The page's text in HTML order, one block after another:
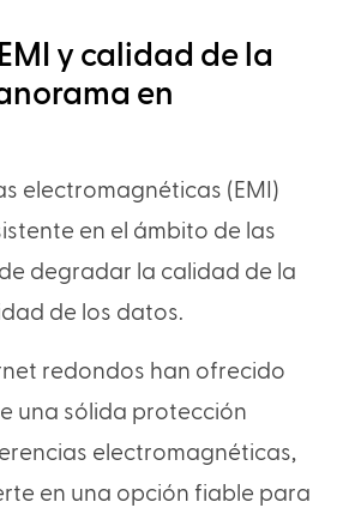
y calidad de la
en
electromagnéticas (EMI)
en el ámbito de las
degradar la calidad de la
de los datos.
redondos han ofrecido
una sólida protección
electromagnéticas,
en una opción fiable para